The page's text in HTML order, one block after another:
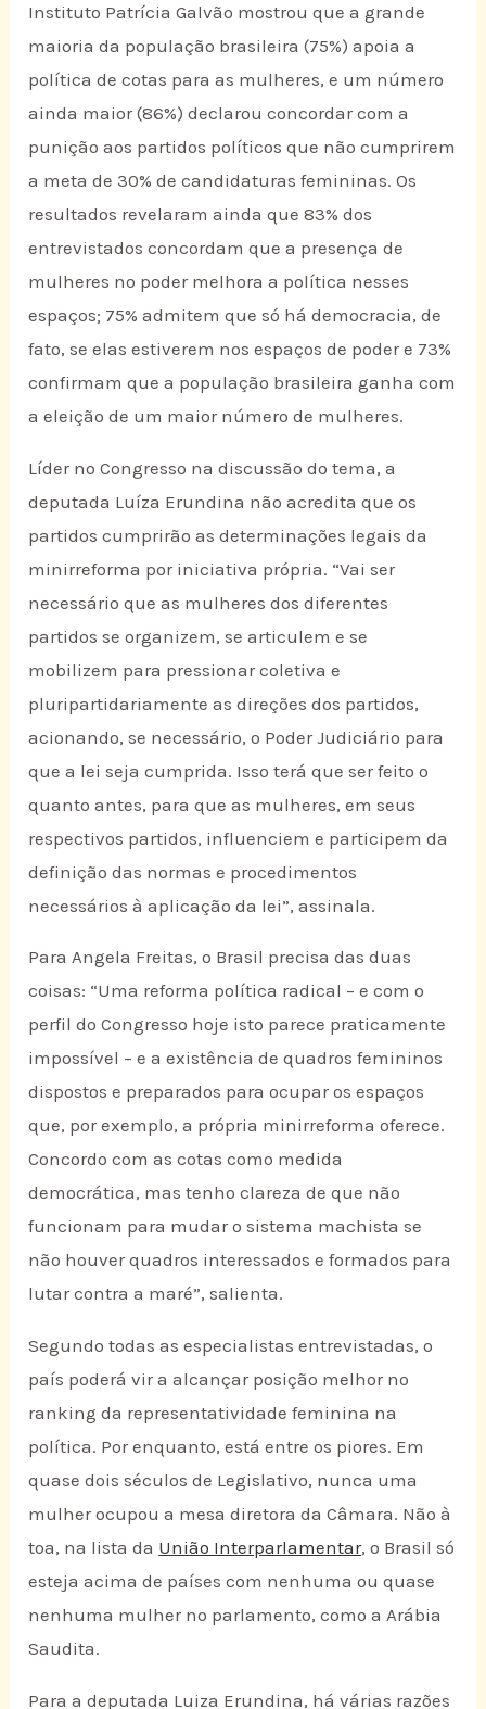
Instituto Patrícia Galvão mostrou que a grande
maioria da população brasileira (75%) apoia a
política de cotas para as mulheres, e um número
ainda maior (86%) declarou concordar com a
punição aos partidos políticos que não cumprirem
a meta de 30% de candidaturas femininas. Os
resultados revelaram ainda que 83% dos
entrevistados concordam que a presença de
mulheres no poder melhora a política nesses
espaços; 75% admitem que só há democracia, de
fato, se elas estiverem nos espaços de poder e 73%
confirmam que a população brasileira ganha com
a eleição de um maior número de mulheres.
Líder no Congresso na discussão do tema, a
deputada Luíza Erundina não acredita que os
partidos cumprirão as determinações legais da
minirreforma por iniciativa própria. “Vai ser
necessário que as mulheres dos diferentes
partidos se organizem, se articulem e se
mobilizem para pressionar coletiva e
pluripartidariamente as direções dos partidos,
acionando, se necessário, o Poder Judiciário para
que a lei seja cumprida. Isso terá que ser feito o
quanto antes, para que as mulheres, em seus
respectivos partidos, influenciem e participem da
definição das normas e procedimentos
necessários à aplicação da lei”, assinala.
Para Angela Freitas, o Brasil precisa das duas
coisas: “Uma reforma política radical – e com o
perfil do Congresso hoje isto parece praticamente
impossível – e a existência de quadros femininos
dispostos e preparados para ocupar os espaços
que, por exemplo, a própria minirreforma oferece.
Concordo com as cotas como medida
democrática, mas tenho clareza de que não
funcionam para mudar o sistema machista se
não houver quadros interessados e formados para
lutar contra a maré”, salienta.
Segundo todas as especialistas entrevistadas, o
país poderá vir a alcançar posição melhor no
ranking da representatividade feminina na
política. Por enquanto, está entre os piores. Em
quase dois séculos de Legislativo, nunca uma
mulher ocupou a mesa diretora da Câmara. Não à
toa, na lista da União Interparlamentar, o Brasil só
esteja acima de países com nenhuma ou quase
nenhuma mulher no parlamento, como a Arábia
Saudita.
Para a deputada Luiza Erundina, há várias razões